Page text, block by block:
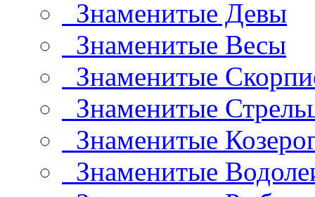
Знаменитые Девы
Знаменитые Весы
Знаменитые
Знаменитые
Знаменитые
Знаменитые